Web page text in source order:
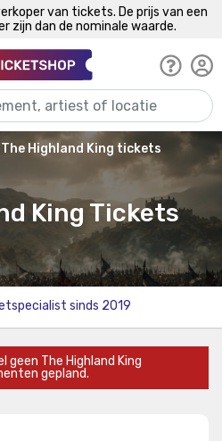
van tickets. De prijs van een
zijn dan de nominale waarde.
The Highland King tickets
King Tickets
sinds 2019
geen The Highland King
gepland.